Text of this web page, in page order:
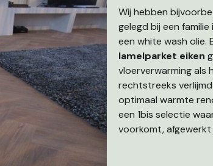
Wij hebben
gelegd bij een familie
een white wash olie.
lamelparket eiken
vloerverwarming als
rechtstreeks
optimaal warmte
een 1bis selectie
voorkomt,